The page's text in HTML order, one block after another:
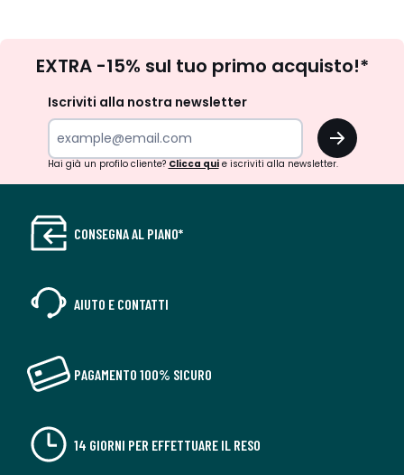
newsletter
EXTRA -15% sul tuo primo acquisto!*
Iscriviti alla nostra newsletter
OK
Hai già un profilo cliente? Clicca quie iscriviti alla newsletter.
CONSEGNA AL PIANO*
AIUTO E CONTATTI
PAGAMENTO 100% SICURO
14 GIORNI PER EFFETTUARE IL RESO